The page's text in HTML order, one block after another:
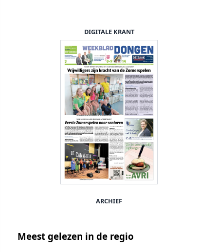
DIGITALE KRANT
ARCHIEF
Meest gelezen in de regio